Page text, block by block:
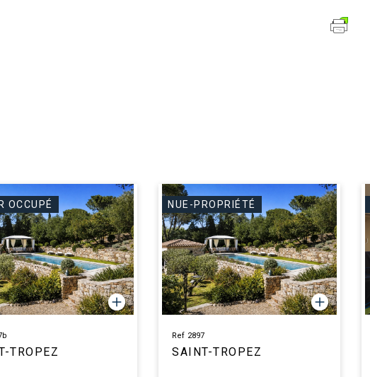
OCCUPÉ
TROPEZ
NUE-PROPRIÉTÉ
Ref 2897
SAINT-TROPEZ